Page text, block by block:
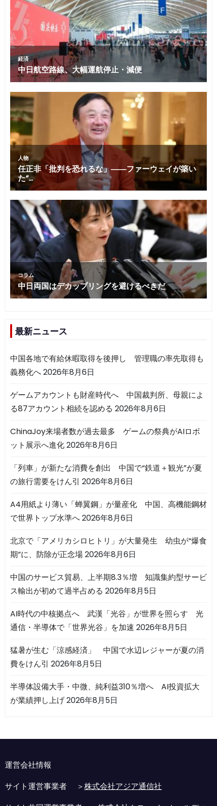
最新ニュース
中国各地で有給休暇取得を後押し 管理職の率先取得も
義務化へ2026年8月6日
ゲームアカウントも財産時代へ 中国裁判所、母親によ
る87アカウント相続を認める 2026年8月6日
ChinaJoy来場者数が過去最多 ゲームの祭典がAIロボ
ット展示へ進化2026年8月6日
「列車」が新たな消費を創出 中国で“鉄道＋観光”が夏
の旅行需要をけん引 2026年8月6日
A4用紙より薄い「蝉翼鋼」が量産化 中国、高機能鋼材
で世界トップ水準へ2026年8月6日
北京で「アメリカシロヒトリ」が大量発生 幼虫が“爆食
期”に、防除が正念場2026年8月6日
中国のサービス貿易、上半期8.3％増 知識集約型サービ
ス輸出が初めて過半占める 2026年8月5日
AI時代の中核拠点へ 武漢「光谷」が世界を照らす 光
通信・半導体で「世界光谷」を加速 2026年8月5日
猛暑が生む「涼感経済」 中国で水辺レジャーが夏の消
費をけん引 2026年8月5日
半導体設備大手・中微、純利益310％増へ AI投資拡大
が業績押し上げ2026年8月5日
運営会社情報
サイト運営事業者 ＞株式会社アジア通信社